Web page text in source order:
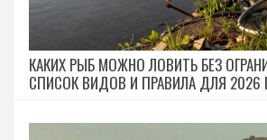
КАКИХ РЫБ МОЖНО ЛОВИТЬ БЕЗ
СПИСОК ВИДОВ И ПРАВИЛА ДЛЯ 2026